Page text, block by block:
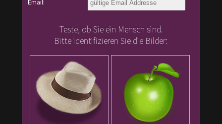
Teste, ob Sie ein Mensch sind.
Bitte identifizieren Sie die Bilder: